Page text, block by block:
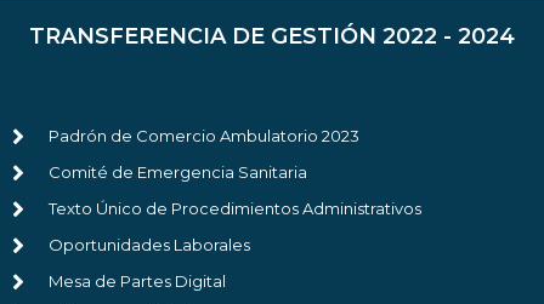
TRANSFERENCIA DE GESTIÓN 2022 - 2024
Padrón de Comercio Ambulatorio 2023
Comité de Emergencia Sanitaria
Texto Único de Procedimientos Administrativos
Oportunidades Laborales
Mesa de Partes Digital